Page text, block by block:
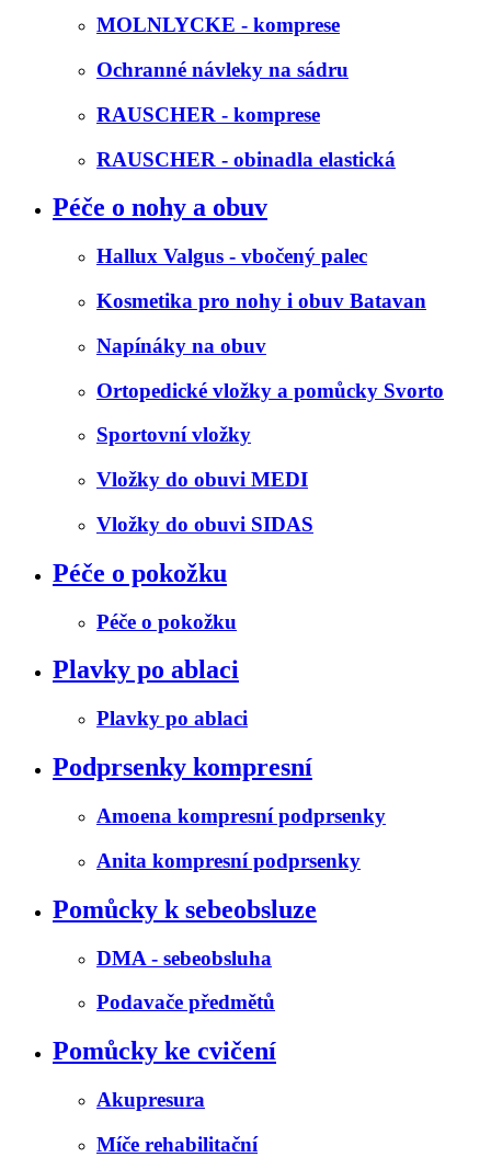
MOLNLYCKE - komprese
Ochranné návleky na sádru
RAUSCHER - komprese
RAUSCHER - obinadla elastická
Péče o nohy a obuv
Hallux Valgus - vbočený palec
Kosmetika pro nohy i obuv Batavan
Napínáky na obuv
Ortopedické vložky a pomůcky Svorto
Sportovní vložky
Vložky do obuvi MEDI
Vložky do obuvi SIDAS
Péče o pokožku
Péče o pokožku
Plavky po ablaci
Plavky po ablaci
Podprsenky kompresní
Amoena kompresní podprsenky
Anita kompresní podprsenky
Pomůcky k sebeobsluze
DMA - sebeobsluha
Podavače předmětů
Pomůcky ke cvičení
Akupresura
Míče rehabilitační